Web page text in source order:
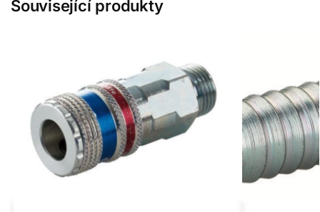
Související produkty